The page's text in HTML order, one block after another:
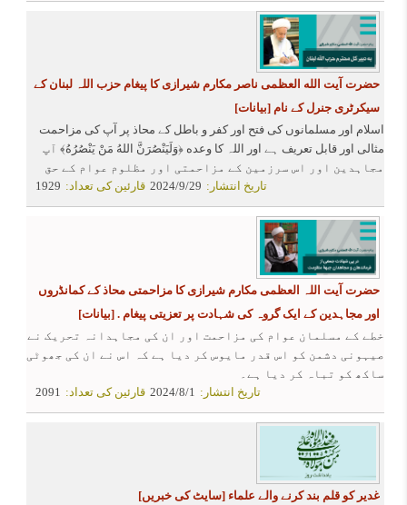
حضرت آیت الله العظمی ناصر مکارم شیرازی کا پیغام حزب اللہ لبنان کے
سیکرٹری جنرل کے نام [بیانات]
اسلام اور مسلمانوں کی فتح اور کفر و باطل کے محاذ پر آپ کی مزاحمت
مثالی اور قابل تعریف ہے اور اللہ کا وعده ﴿وَلَيَنْصُرَنَّ اللهُ مَنْ يَنْصُرُهُ﴾ آپ
مجاہدین اور اس سرزمین کے مزاحمتی اور مظلوم عوام کے حق
1929 قارئین کی تعداد: 2024/9/29 تاریخ انتشار:
حضرت آیت اللہ العظمی مکارم شیرازی کا مزاحمتی محاذ کے کمانڈروں
اور مجاہدین کے ایک گروہ کی شہادت پر تعزیتی پیغام . [بیانات]
خطے کے مسلمان عوام کی مزاحمت اور ان کی مجاہدانہ تحریک نے
صیہونی دشمن کو اس قدر مایوس کر دیا ہے کہ اس نے ان کی جھوٹی
ساکھ کو تباہ کر دیا ہے۔
2091 قارئین کی تعداد: 2024/8/1 تاریخ انتشار:
غدیر کو قلم بند کرنے والے علماء [سایٹ کی خبریں]